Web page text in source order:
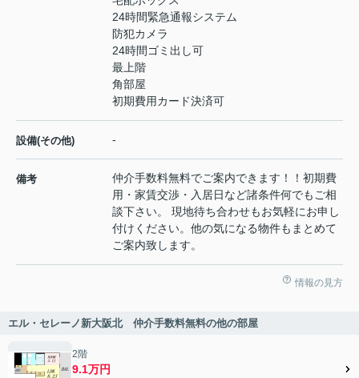
24時間緊急通報システム
防犯カメラ
24時間ゴミ出し可
最上階
角部屋
初期費用カード決済可
設備(その他) -
備考
仲介手数料無料でご案内できます！！初期費
用・家賃交渉・入居日など諸条件何でもご相
談下さい。 現地待ち合わせもお気軽にお申し
付けください。他の気になる物件もまとめて
ご案内致します。
情報の見方
エル・セレーノ新大阪北 仲介手数料無料の他の部屋
2階
9.1万円